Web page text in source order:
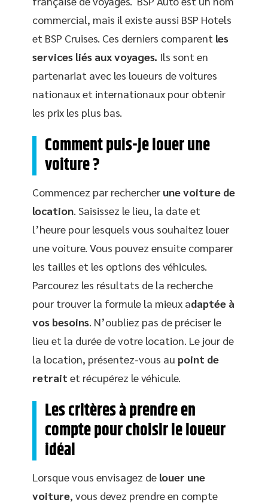
commercial, mais il existe aussi BSP Hotels
et BSP Cruises. Ces derniers comparent les
services liés aux voyages. Ils sont en
partenariat avec les loueurs de voitures
nationaux et internationaux pour obtenir
les prix les plus bas.
Comment puis-je louer une
voiture ?
Commencez par rechercher une voiture de
location. Saisissez le lieu, la date et
l’heure pour lesquels vous souhaitez louer
une voiture. Vous pouvez ensuite comparer
les tailles et les options des véhicules.
Parcourez les résultats de la recherche
pour trouver la formule la mieux adaptée à
vos besoins. N’oubliez pas de préciser le
lieu et la durée de votre location. Le jour de
la location, présentez-vous au point de
retrait et récupérez le véhicule.
Les critères à prendre en
compte pour choisir le loueur
idéal
Lorsque vous envisagez de louer une
voiture, vous devez prendre en compte